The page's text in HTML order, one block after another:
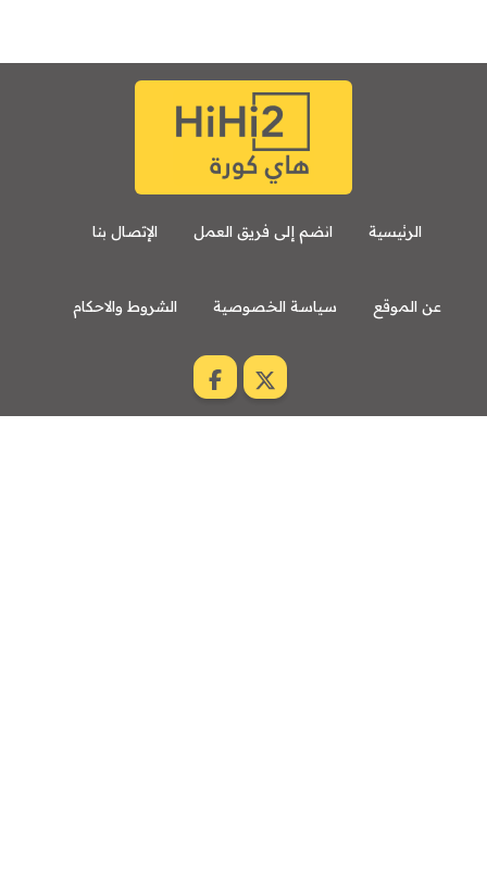
الرئيسية انضم إلى فريق العمل الإتصال بنا
عن الموقع سياسة الخصوصية الشروط والاحكام